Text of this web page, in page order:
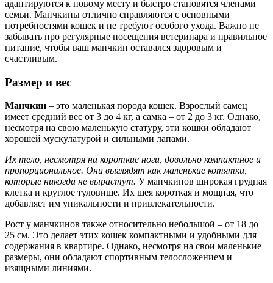
адаптируются к новому месту и быстро становятся членами
семьи. Манчкины отлично справляются с основными
потребностями кошек и не требуют особого ухода. Важно не
забывать про регулярные посещения ветеринара и правильное
питание, чтобы ваш манчкин оставался здоровым и
счастливым.
Размер и вес
Манчкин – это маленькая порода кошек. Взрослый самец
имеет средний вес от 3 до 4 кг, а самка – от 2 до 3 кг. Однако,
несмотря на свою маленькую статуру, эти кошки обладают
хорошей мускулатурой и сильными лапами.
Их тело, несмотря на короткие ноги, довольно компактное и
пропорциональное. Они выглядят как маленькие котятки,
которые никогда не вырастут. У манчкинов широкая грудная
клетка и круглое туловище. Их шея короткая и мощная, что
добавляет им уникальности и привлекательности.
Рост у манчкинов также относительно небольшой – от 18 до
25 см. Это делает этих кошек компактными и удобными для
содержания в квартире. Однако, несмотря на свои маленькие
размеры, они обладают спортивным телосложением и
изящными линиями.